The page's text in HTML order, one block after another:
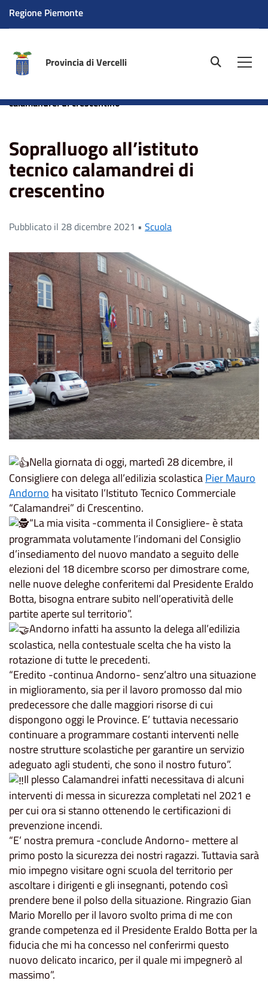
Regione Piemonte
Provincia di Vercelli site.searc
calamandrei di crescentino
Sopralluogo all’istituto
tecnico calamandrei di
crescentino
Pubblicato il 28 dicembre 2021 • Scuola
Nella giornata di oggi, martedì 28 dicembre, il
Consigliere con delega all’edilizia scolasticaPier Mauro
Andornoha visitato l’Istituto Tecnico Commerciale
“Calamandrei” di Crescentino.
“La mia visita -commenta il Consigliere- è stata
programmata volutamente l’indomani del Consiglio
d’insediamento del nuovo mandato a seguito delle
elezioni del 18 dicembre scorso per dimostrare come,
nelle nuove deleghe conferitemi dal Presidente Eraldo
Botta, bisogna entrare subito nell’operatività delle
partite aperte sul territorio”.
Andorno infatti ha assunto la delega all’edilizia
scolastica, nella contestuale scelta che ha visto la
rotazione di tutte le precedenti.
“Eredito -continua Andorno- senz’altro una situazione
in miglioramento, sia per il lavoro promosso dal mio
predecessore che dalle maggiori risorse di cui
dispongono oggi le Province. E’ tuttavia necessario
continuare a programmare costanti interventi nelle
nostre strutture scolastiche per garantire un servizio
adeguato agli studenti, che sono il nostro futuro”.
Il plesso Calamandrei infatti necessitava di alcuni
interventi di messa in sicurezza completati nel 2021 e
per cui ora si stanno ottenendo le certificazioni di
prevenzione incendi.
“E’ nostra premura -conclude Andorno- mettere al
primo posto la sicurezza dei nostri ragazzi. Tuttavia sarà
mio impegno visitare ogni scuola del territorio per
ascoltare i dirigenti e gli insegnanti, potendo così
prendere bene il polso della situazione. Ringrazio Gian
Mario Morello per il lavoro svolto prima di me con
grande competenza ed il Presidente Eraldo Botta per la
fiducia che mi ha concesso nel conferirmi questo
nuovo delicato incarico, per il quale mi impegnerò al
massimo”.